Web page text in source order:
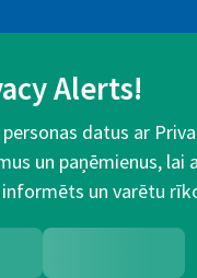
Alerts!
datus ar
un paņēmienus,
un varētu